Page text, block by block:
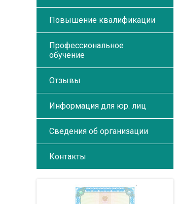
Повышение квалификации
Профессиональное
обучение
Отзывы
Информация для юр. лиц
Сведения об организации
Контакты